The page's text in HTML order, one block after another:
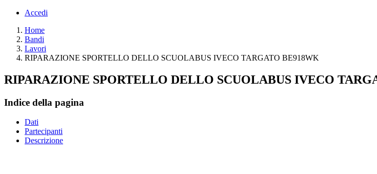
Accedi
Home
Bandi
Lavori
RIPARAZIONE SPORTELLO DELLO SCUOLABUS IVECO TARGATO BE918WK
RIPARAZIONE SPORTELLO DELLO SCUOLABUS IVECO
Indice della pagina
Dati
Partecipanti
Descrizione